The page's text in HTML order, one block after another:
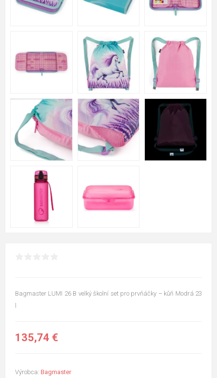
Bagmaster LUMI 26 B velký školní set pro prvňáčky – kůň Modrá 23
135,74 €
Výrobca: Bagmaster